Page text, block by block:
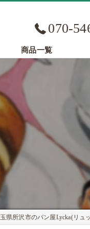
070-
商品一覧
県所沢市のパン屋Lycka(リュ